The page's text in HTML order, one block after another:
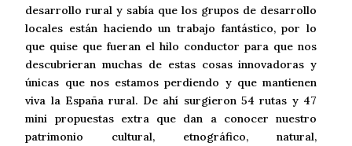
desarrollo rural y sabía que los grupos de desarrollo
locales están haciendo un trabajo fantástico, por lo
que quise que fueran el hilo conductor para que nos
descubrieran muchas de estas cosas innovadoras y
únicas que nos estamos perdiendo y que mantienen
viva la España rural. De ahí surgieron 54 rutas y 47
mini propuestas extra que dan a conocer nuestro
patrimonio cultural, etnográfico, natural,